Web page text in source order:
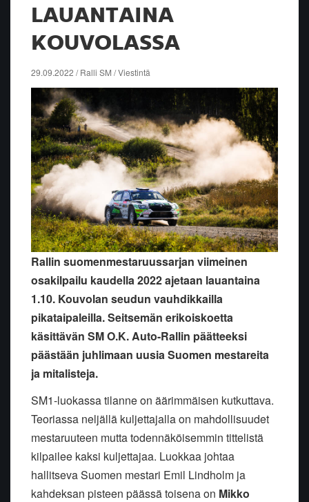
LAUANTAINA
KOUVOLASSA
29.09.2022 / Ralli SM / Viestintä
Rallin suomenmestaruussarjan viimeinen
osakilpailu kaudella 2022 ajetaan lauantaina
1.10. Kouvolan seudun vauhdikkailla
pikataipaleilla. Seitsemän erikoiskoetta
käsittävän SM O.K. Auto-Rallin päätteeksi
päästään juhlimaan uusia Suomen mestareita
ja mitalisteja.
SM1-luokassa tilanne on äärimmäisen kutkuttava.
Teoriassa neljällä kuljettajalla on mahdollisuudet
mestaruuteen mutta todennäköisemmin tittelistä
kilpailee kaksi kuljettajaa. Luokkaa johtaa
hallitseva Suomen mestari Emil Lindholm ja
kahdeksan pisteen päässä toisena on Mikko